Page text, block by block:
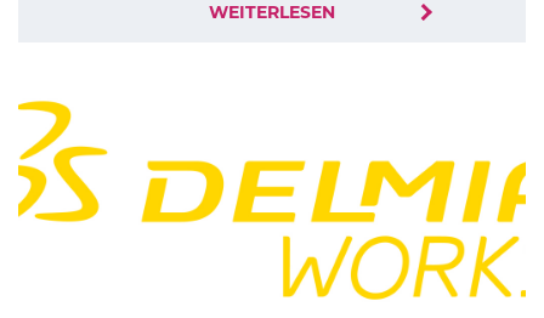
WEITERLESEN